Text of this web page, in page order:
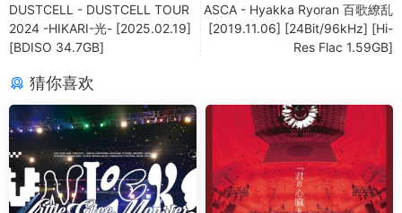
DUSTCELL - DUSTCELL TOUR
2024 -HIKARI-光- [2025.02.19]
[BDISO 34.7GB]
ASCA - Hyakka Ryoran 百歌繚乱
[2019.11.06] [24Bit/96kHz] [Hi-
Res Flac 1.59GB]
猜你喜欢